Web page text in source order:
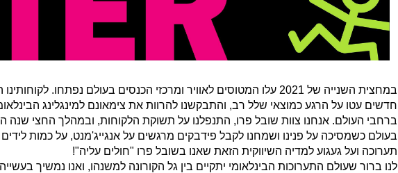
במחצית השנייה של 2021 עלו המטוסים לאוויר ומרכזי הכנסים בעולם נפתחו.
חדשים עטו על הרגע כמוצאי שלל רב, והתבקשנו להרוות את צימאונם למינגלינג
ברחבי העולם. אנחנו צוות שובל פרו, התנפלנו על תשוקת הלקוחות, ובמהלך החצי שנה
בעולם כשמסיכה על פנינו ושמחנו לקבל פידבקים מרגשים על אנגייג'מנט, על כמות
תערוכה ועל געגוע למדיה השיווקית הזאת שאנו בשובל פרו "חולים עליה"!
לנו ברור שעולם התערוכות הבינלאומי יתקיים בין גל הקורונה למשנהו, ואנו נמשיך